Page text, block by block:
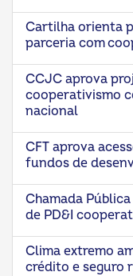
Cartilha orienta
parceria com
CCJC aprova
cooperativismo
nacional
CFT aprova
fundos de
Chamada
de PD&I
Clima extremo
crédito e seguro